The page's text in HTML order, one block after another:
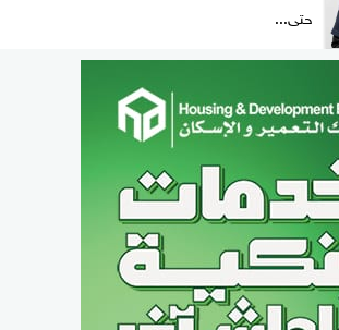
حتى...